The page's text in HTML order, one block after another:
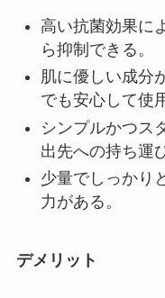
高い抗菌効果に
ら抑制できる。
肌に優しい成分
でも安心して使
シンプルかつス
出先への持ち運
少量でしっかり
力がある。
デメリット